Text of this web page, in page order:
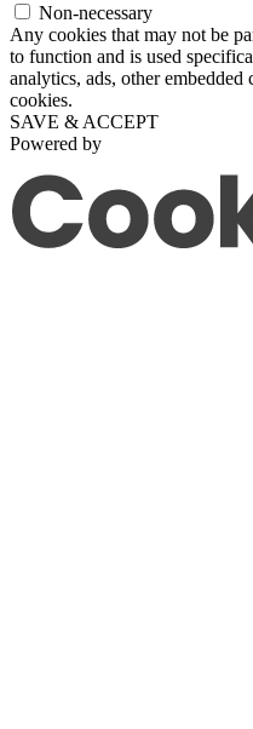
Non-necessary
Any cookies that may not be
to function and is used
analytics, ads, other embedded
cookies.
SAVE & ACCEPT
Powered by